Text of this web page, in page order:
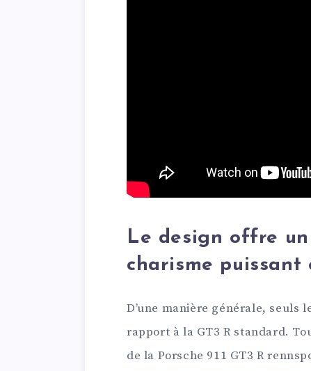
Le design offre
charisme
D’une manière générale, seuls
rapport à la GT3 R standard.
de la Porsche 911 GT3 R